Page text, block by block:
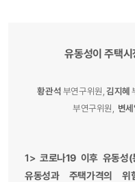
유동성이 주택
황관석 부연구위원, 김지혜
부연구위원,
변세
1>코로나19 이후 유동성(
유동성과 주택가격의 위